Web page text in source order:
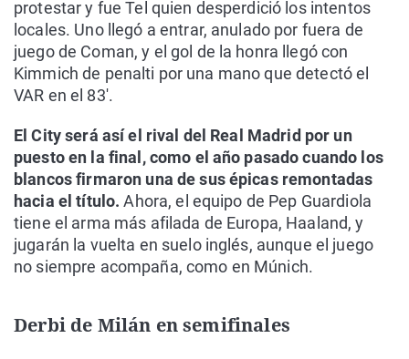
protestar y fue Tel quien desperdició los intentos
locales. Uno llegó a entrar, anulado por fuera de
juego de Coman, y el gol de la honra llegó con
Kimmich de penalti por una mano que detectó el
VAR en el 83'.
El City será así el rival del Real Madrid por un
puesto en la final, como el año pasado cuando los
blancos firmaron una de sus épicas remontadas
hacia el título.Ahora, el equipo de Pep Guardiola
tiene el arma más afilada de Europa, Haaland, y
jugarán la vuelta en suelo inglés, aunque el juego
no siempre acompaña, como en Múnich.
Derbi de Milán en semifinales